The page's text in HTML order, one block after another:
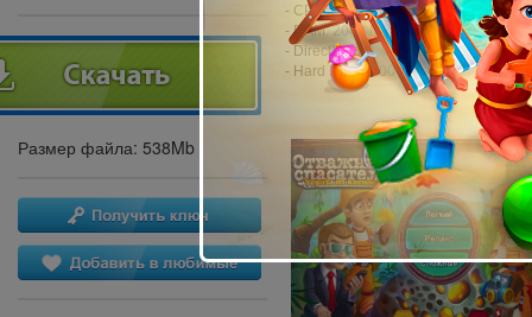
Размер файла: 538Mb
- CPU: 2.0 GHz
- RAM: 2048 MB
- DirectX: 11.0
- Hard Drive: 600 MB